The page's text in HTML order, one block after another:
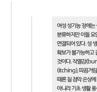
여성 성기능 장애는
분류하지만 이들 요
연결되어 있다. 성
확보가 불가능하고
것이다. 작열감
(itching), 따끔거
때론 질 점막 손상
아니라 기초 생활